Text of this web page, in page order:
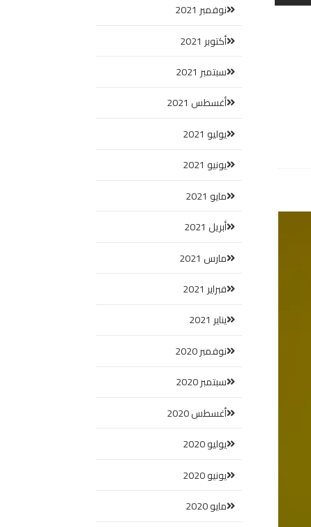
نوفمبر 2021
أكتوبر 2021
سبتمبر 2021
أغسطس 2021
يوليو 2021
يونيو 2021
مايو 2021
أبريل 2021
مارس 2021
فبراير 2021
يناير 2021
نوفمبر 2020
سبتمبر 2020
أغسطس 2020
يوليو 2020
يونيو 2020
مايو 2020